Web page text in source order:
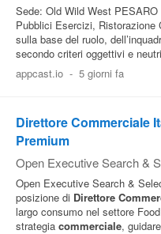
Sede: Old Wild West PESARO
Pubblici Esercizi, Ristorazione
sulla base del ruolo,
secondo criteri oggettivi e
appcast.io - 5 giorni fa
Direttore Commerciale
Premium
Open Executive Search &
Open Executive Search &
posizione di Direttore
largo consumo nel settore
strategia commerciale,